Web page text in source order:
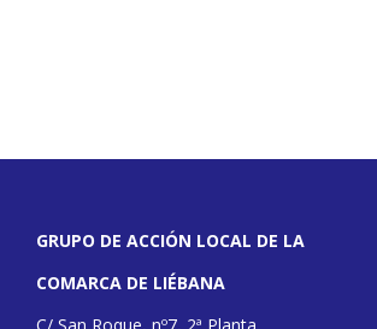
GRUPO DE ACCIÓN LOCAL DE LA
COMARCA DE LIÉBANA